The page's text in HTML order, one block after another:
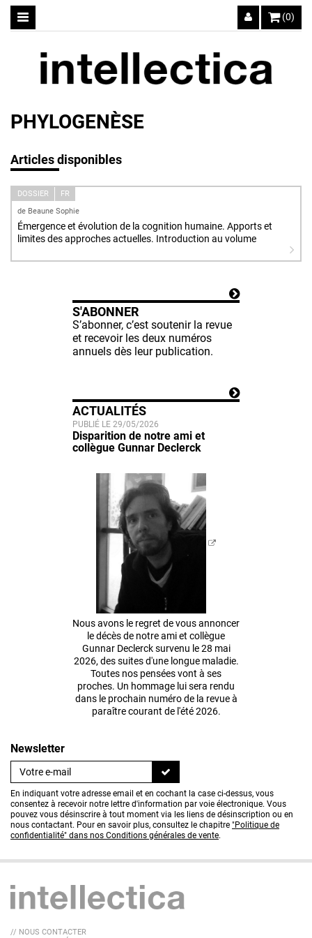
(0)
PHYLOGENÈSE
Articles disponibles
DOSSIER
FR
de Beaune Sophie
Émergence et évolution de la cognition humaine. Apports et
limites des approches actuelles. Introduction au volume
S'ABONNER
S’abonner, c’est soutenir la revue
et recevoir les deux numéros
annuels dès leur publication.
ACTUALITÉS
PUBLIÉ LE 29/05/2026
Disparition de notre ami et
collègue Gunnar Declerck
Nous avons le regret de vous annoncer
le décès de notre ami et collègue
Gunnar Declerck survenu le 28 mai
2026, des suites d'une longue maladie.
Toutes nos pensées vont à ses
proches. Un hommage lui sera rendu
dans le prochain numéro de la revue à
paraître courant de l'été 2026.
Newsletter
En indiquant votre adresse email et en cochant la case ci-dessus, vous
consentez à recevoir notre lettre d'information par voie électronique. Vous
pouvez vous désinscrire à tout moment via les liens de désinscription ou en
nous contactant. Pour en savoir plus, consultez le chapitre "Politique de
confidentialité" dans nos Conditions générales de vente.
// NOUS CONTACTER